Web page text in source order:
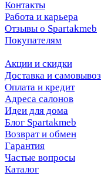
Контакты
Работа и карьера
Отзывы о Spartakmeb
Покупателям
Акции и скидки
Доставка и самовывоз
Оплата и кредит
Адреса салонов
Идеи для дома
Блог Spartakmeb
Возврат и обмен
Гарантия
Частые вопросы
Каталог